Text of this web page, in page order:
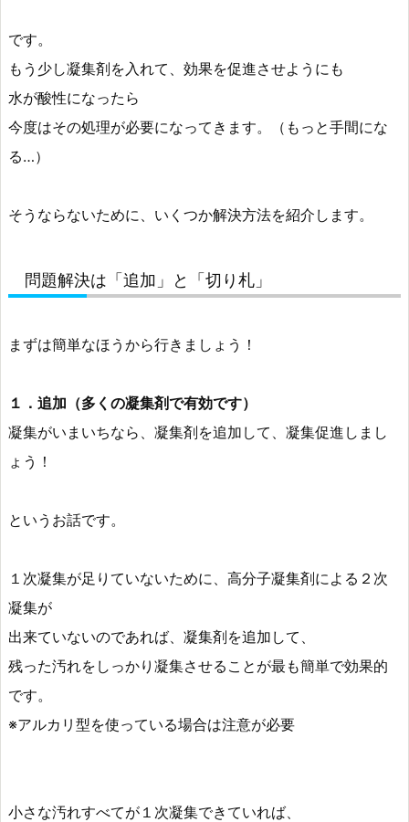
です。
もう少し凝集剤を入れて、効果を促進させようにも
水が酸性になったら
今度はその処理が必要になってきます。（もっと手間にな
る…）
そうならないために、いくつか解決方法を紹介します。
問題解決は「追加」と「切り札」
まずは簡単なほうから行きましょう！
１．追加（多くの凝集剤で有効です）
凝集がいまいちなら、凝集剤を追加して、凝集促進しまし
ょう！
というお話です。
１次凝集が足りていないために、高分子凝集剤による２次
凝集が
出来ていないのであれば、凝集剤を追加して、
残った汚れをしっかり凝集させることが最も簡単で効果的
です。
※アルカリ型を使っている場合は注意が必要
小さな汚れすべてが１次凝集できていれば、